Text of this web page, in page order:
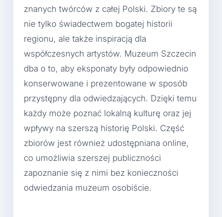
znanych twórców z całej Polski. Zbiory te są
nie tylko świadectwem bogatej historii
regionu, ale także inspiracją dla
współczesnych artystów. Muzeum Szczecin
dba o to, aby eksponaty były odpowiednio
konserwowane i prezentowane w sposób
przystępny dla odwiedzających. Dzięki temu
każdy może poznać lokalną kulturę oraz jej
wpływy na szerszą historię Polski. Część
zbiorów jest również udostępniana online,
co umożliwia szerszej publiczności
zapoznanie się z nimi bez konieczności
odwiedzania muzeum osobiście.